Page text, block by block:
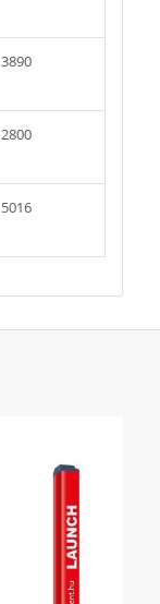
3890
2800
5016